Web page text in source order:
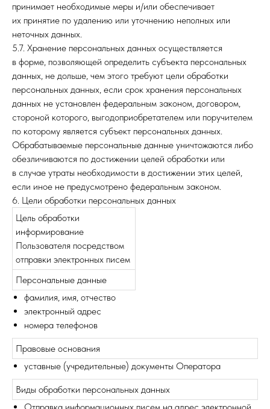
принимает необходимые меры и/или обеспечивает
их принятие по удалению или уточнению неполных или
неточных данных.
5.7. Хранение персональных данных осуществляется
в форме, позволяющей определить субъекта персональных
данных, не дольше, чем этого требуют цели обработки
персональных данных, если срок хранения персональных
данных не установлен федеральным законом, договором,
стороной которого, выгодоприобретателем или поручителем
по которому является субъект персональных данных.
Обрабатываемые персональные данные уничтожаются либо
обезличиваются по достижении целей обработки или
в случае утраты необходимости в достижении этих целей,
если иное не предусмотрено федеральным законом.
6. Цели обработки персональных данных
Цель обработки
информирование
Пользователя посредством
отправки электронных писем
Персональные данные
фамилия, имя, отчество
электронный адрес
номера телефонов
Правовые основания
уставные (учредительные) документы Оператора
Виды обработки персональных данных